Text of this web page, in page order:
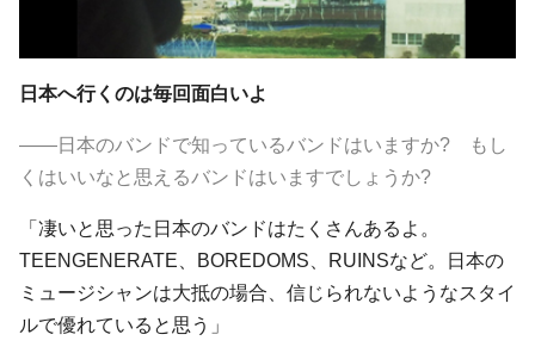
日本へ行くのは毎回面白いよ
――日本のバンドで知っているバンドはいますか? もし
くはいいなと思えるバンドはいますでしょうか?
「凄いと思った日本のバンドはたくさんあるよ。
TEENGENERATE、BOREDOMS、RUINSなど。日本の
ミュージシャンは大抵の場合、信じられないようなスタイ
ルで優れていると思う」